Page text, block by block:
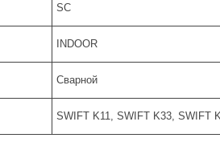
SC
INDOOR
Сварной
SWIFT K11, SWIFT K33, SWIFT